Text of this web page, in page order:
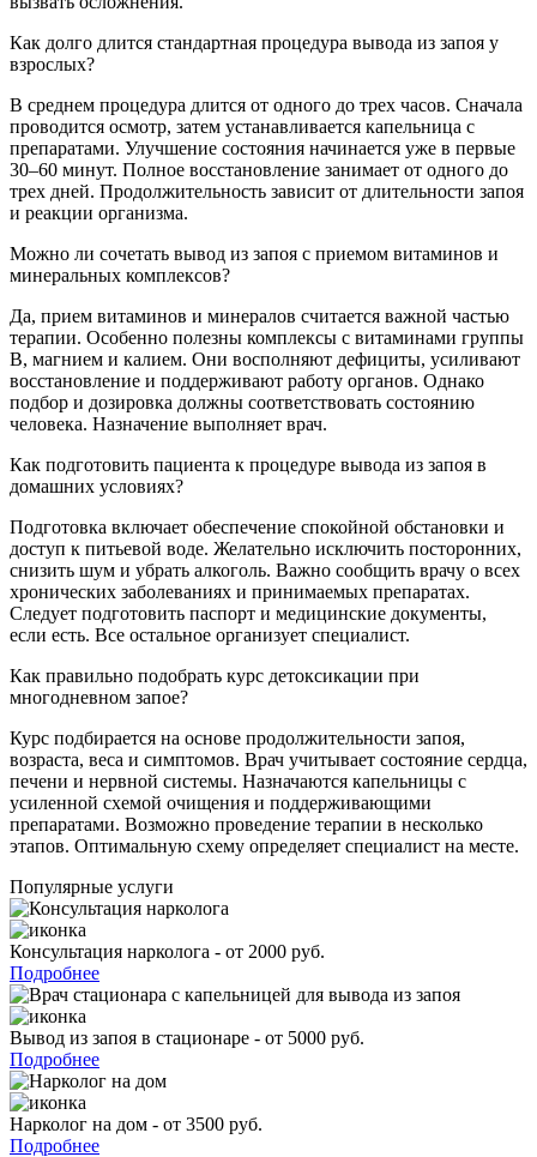
Как долго длится стандартная процедура вывода из запоя у
взрослых?
В среднем процедура длится от одного до трех часов. Сначала
проводится осмотр, затем устанавливается капельница с
препаратами. Улучшение состояния начинается уже в первые
30–60 минут. Полное восстановление занимает от одного до
трех дней. Продолжительность зависит от длительности запоя
и реакции организма.
Можно ли сочетать вывод из запоя с приемом витаминов и
минеральных комплексов?
Да, прием витаминов и минералов считается важной частью
терапии. Особенно полезны комплексы с витаминами группы
B, магнием и калием. Они восполняют дефициты, усиливают
восстановление и поддерживают работу органов. Однако
подбор и дозировка должны соответствовать состоянию
человека. Назначение выполняет врач.
Как подготовить пациента к процедуре вывода из запоя в
домашних условиях?
Подготовка включает обеспечение спокойной обстановки и
доступ к питьевой воде. Желательно исключить посторонних,
снизить шум и убрать алкоголь. Важно сообщить врачу о всех
хронических заболеваниях и принимаемых препаратах.
Следует подготовить паспорт и медицинские документы,
если есть. Все остальное организует специалист.
Как правильно подобрать курс детоксикации при
многодневном запое?
Курс подбирается на основе продолжительности запоя,
возраста, веса и симптомов. Врач учитывает состояние сердца,
печени и нервной системы. Назначаются капельницы с
усиленной схемой очищения и поддерживающими
препаратами. Возможно проведение терапии в несколько
этапов. Оптимальную схему определяет специалист на месте.
Популярные услуги
Консультация нарколога - от 2000 руб.
Подробнее
Вывод из запоя в стационаре - от 5000 руб.
Подробнее
Нарколог на дом - от 3500 руб.
Подробнее